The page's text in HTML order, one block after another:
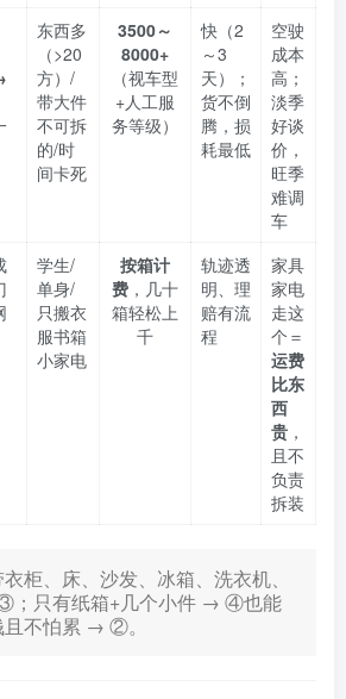
东西多
（>20
方）/
带大件
不可拆
的/时
间卡死
3500～
8000+
（视车型
+人工服
务等级）
快（2
～3
天）；
货不倒
腾，损
耗最低
空驶
成本
高；
淡季
好谈
价，
旺季
难调
车
学生/
单身/
只搬衣
服书箱
小家电
按箱计
费 ，几十
箱轻松上
千
轨迹透
明、理
赔有流
程
家具
家电
走这
个＝
运费
比东
西
贵 ，
且不
负责
拆装
衣柜、床、沙发、冰箱、洗衣机、
只有纸箱+几个小件 → ④也能
不怕累 → ②。